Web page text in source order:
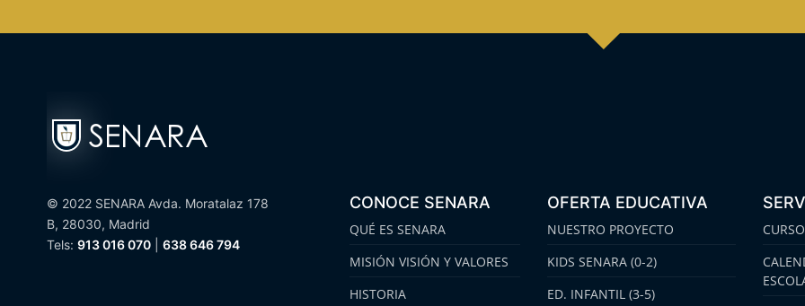
© 2022 SENARA Avda. Moratalaz 178
B, 28030, Madrid
Tels: 913 016 070 638 646 794
CONOCE SENARA
QUÉ ES SENARA
MISIÓN VISIÓN Y VALORES
HISTORIA
OFERTA EDUCATIVA
NUESTRO PROYECTO
KIDS SENARA (0-2)
ED. INFANTIL (3-5)